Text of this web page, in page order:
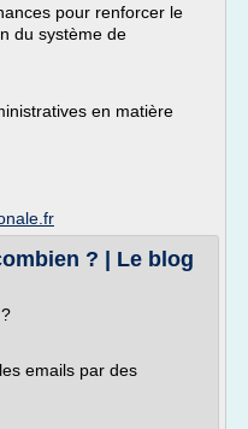
pour renforcer le
du système de
en matière
? | Le blog
emails par des